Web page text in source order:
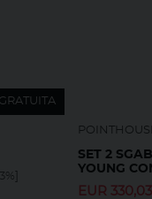
SET 2
YOUNG
EUR 330,03